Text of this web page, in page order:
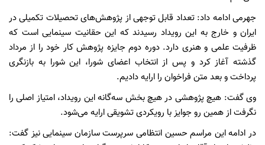
جهرمی ادامه داد: تعداد قابل توجهی از پژوهش‌های تحصیلات تکمیلی در
ایران و خارج به این رویداد رسیدند که این حقانیت سینمایی است که
ظرفیت علمی و هنری دارد. دوره دوم جایزه پژوهش کار خود را از مرداد
گذشته آغاز کرد و پس از انتخاب اعضای شورا، این شورا به بازنگری
پرداخت و بعد متن فراخوان را ارایه دادیم.
وی گفت: هیچ پژوهشی در هیچ بخش سه‌گانه این رویداد، امتیاز اصلی را
نگرفت از همین رو جوایز با رویکردی تشویقی ارایه می‌شود.
در ادامه این مراسم حسین انتظامی سرپرست سازمان سینمایی نیز گفت: